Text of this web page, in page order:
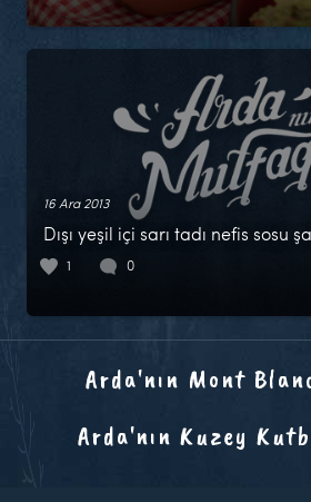
16 Ara 2013
Dışı yeşil içi sarı tadı nefis sosu
1 0
Arda'nın Mont
Arda'nın Kuzey